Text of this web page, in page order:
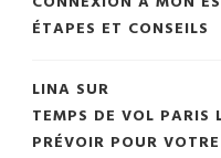
ÉTAPES ET CONSEILS
LINA SUR
TEMPS DE VOL PARIS
PRÉVOIR POUR